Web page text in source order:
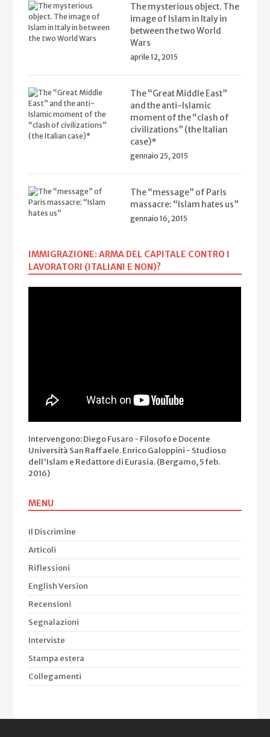
The mysterious object. The
image of Islam in Italy in
between the two World
Wars
aprile 12, 2015
The “Great Middle East”
and the anti-Islamic
moment of the “clash of
civilizations” (the Italian
case)*
gennaio 25, 2015
The “message” of Paris
massacre: “Islam hates us”
gennaio 16, 2015
IMMIGRAZIONE: ARMA DEL CAPITALE CONTRO I
LAVORATORI (ITALIANI E NON)?
Intervengono: Diego Fusaro - Filosofo e Docente
Università San Raffaele. Enrico Galoppini - Studioso
dell'Islam e Redattore di Eurasia. (Bergamo, 5 feb.
2016)
MENU
Il Discrimine
Articoli
Riflessioni
English Version
Recensioni
Segnalazioni
Interviste
Stampa estera
Collegamenti